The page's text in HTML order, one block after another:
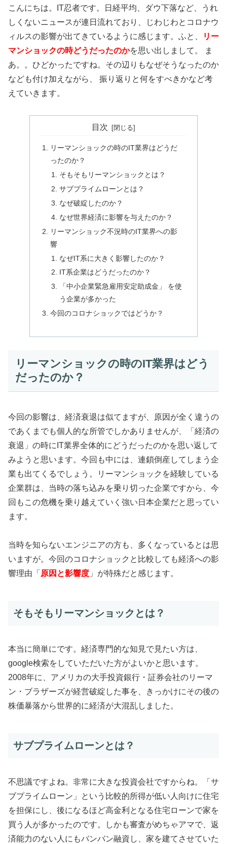
こんにちは。IT忍者です。日経平均、ダウ下落など、うれ
しくないニュースが連日流れており、じわじわとコロナウ
ィルスの影響が出てきているように感じます。ふと、
リー
マンショックの時どうだったのかを思い出しまして。 ま
あ。。ひどかったですね。その辺りもなぜそうなったのか
なども付け加えながら、 振り返りと何をすべきかなど考
えていきます。
目次
リーマンショックの時のIT業界はどうだ
ったのか？
そもそもリーマンショックとは？
サブプライムローンとは？
なぜ破綻したのか？
なぜ世界経済に影響を与えたのか？
リーマンショック不況時のIT業界への影
響
なぜIT系に大きく影響したのか？
IT系企業はどうだったのか？
「中小企業緊急雇用安定助成金」 を使
う企業が多かった
今回のコロナショックではどうか？
リーマンショックの時のIT業界はどう
だったのか？
今回の影響は、経済衰退は似てますが、原因が全く違うの
であくまでも個人的な所管でしかありませんが、「経済の
衰退」の時にIT業界全体的にどうだったのかを思い返して
みようと思います。今回も中には、連鎖倒産してしまう企
業も出てくるでしょう。リーマンショックを経験している
企業群は、当時の落ち込みを乗り切った企業ですから、今
回もこの危機を乗り越えていく強い日本企業だと思ってい
ます。
当時を知らないエンジニアの方も、多くなっているとは思
いますが。今回のコロナショックと比較しても経済への影
響理由「 原因と影響度 」が特殊だと感じます。
そもそもリーマンショックとは？
本当に簡単にです。経済専門的な知見で見たい方は、
google検索をしていただいた方がよいかと思います。
2008年に、アメリカの大手投資銀行・証券会社のリーマ
ン・ブラザーズが経営破綻した事を、きっかけにその後の
株価暴落から世界的に経済が大混乱しました。
サブプライムローンとは？
不思議ですよね。非常に大きな投資会社ですからね。「サ
ブプライムローン」という比較的所得が低い人向けに住宅
を担保にし、後になるほど高金利となる住宅ローンで家を
買う人が多かったのです。しかも審査がめちゃアマで、返
済能力のない人にもバンバン融資し、家を建てさせていた